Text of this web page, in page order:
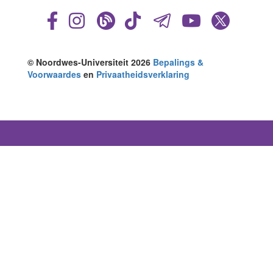
© Noordwes-Universiteit 2026 Bepalings &
Voorwaardes en Privaatheidsverklaring